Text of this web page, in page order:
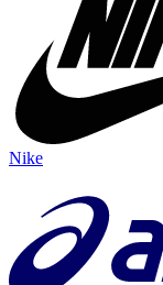
Nike